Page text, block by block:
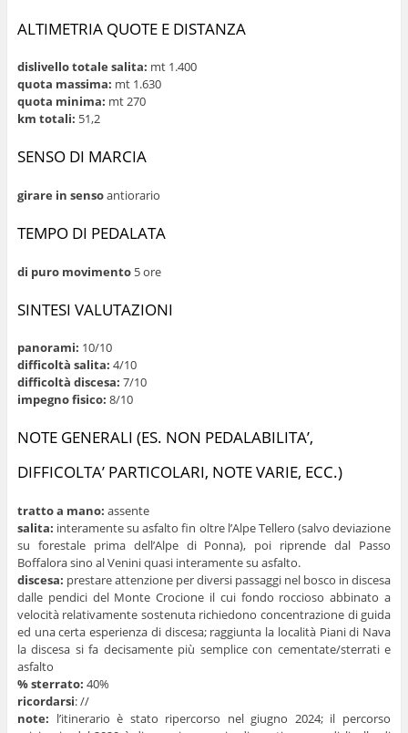
ALTIMETRIA QUOTE E DISTANZA
dislivello totale salita: mt 1.400
quota massima: mt 1.630
quota minima: mt 270
km totali: 51,2
SENSO DI MARCIA
girare in sensoantiorario
TEMPO DI PEDALATA
di puro movimento 5 ore
SINTESI VALUTAZIONI
panorami: 10/10
difficoltà salita: 4/10
difficoltà discesa: 7/10
impegno fisico: 8/10
NOTE GENERALI (ES. NON PEDALABILITA’,
DIFFICOLTA’ PARTICOLARI, NOTE VARIE, ECC.)
tratto a mano: assente
salita: interamente su asfalto fin oltre l’Alpe Tellero (salvo deviazione
su forestale prima dell’Alpe di Ponna), poi riprende dal Passo
Boffalora sino al Venini quasi interamente su asfalto.
discesa: prestare attenzione per diversi passaggi nel bosco in discesa
dalle pendici del Monte Crocione il cui fondo roccioso abbinato a
velocità relativamente sostenuta richiedono concentrazione di guida
ed una certa esperienza di discesa; raggiunta la località Piani di Nava
la discesa si fa decisamente più semplice con cementate/sterrati e
asfalto
% sterrato: 40%
ricordarsi: //
note: l’itinerario è stato ripercorso nel giugno 2024; il percorso